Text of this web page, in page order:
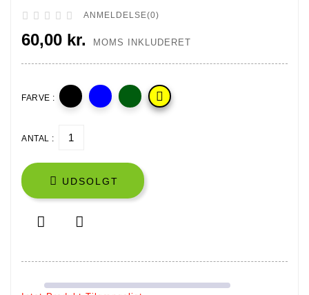
     ANMELDELSE(0)
60,00 kr. MOMS INKLUDERET
FARVE : 
ANTAL :
 UDSOLGT
 